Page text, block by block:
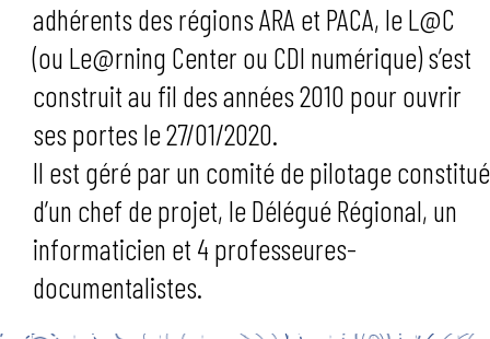
adhérents des régions ARA et PACA, le L@C
(ou Le@rning Center ou CDI numérique) s’est
construit au fil des années 2010 pour ouvrir
ses portes le 27/01/2020.
Il est géré par un comité de pilotage constitué
d’un chef de projet, le Délégué Régional, un
informaticien et 4 professeures-
documentalistes.